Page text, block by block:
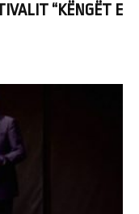
“KËNGËT E